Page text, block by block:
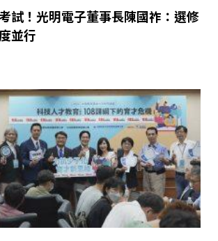
試！光明電子董事長陳國祚：選修
並行